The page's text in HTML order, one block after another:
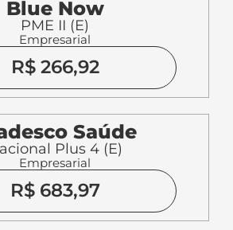
Blue Now
PME II (E)
Empresarial
R$ 266,92
Saúde
Plus 4 (E)
Empresarial
R$ 683,97